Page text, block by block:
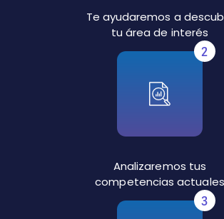
Te ayudaremos a
tu área de interés
2
Analizaremos tus
competencias actuales
3